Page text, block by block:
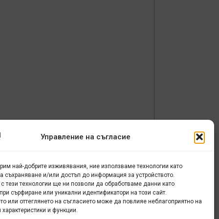
Управление на съгласие
най-добрите изживявания, ние използваме технологии като
съхраняване и/или достъп до информация за устройството.
тези технологии ще ни позволи да обработваме данни като
сърфиране или уникални идентификатори на този сайт.
или оттеглянето на съгласието може да повлияе неблагоприятно на
и функции.